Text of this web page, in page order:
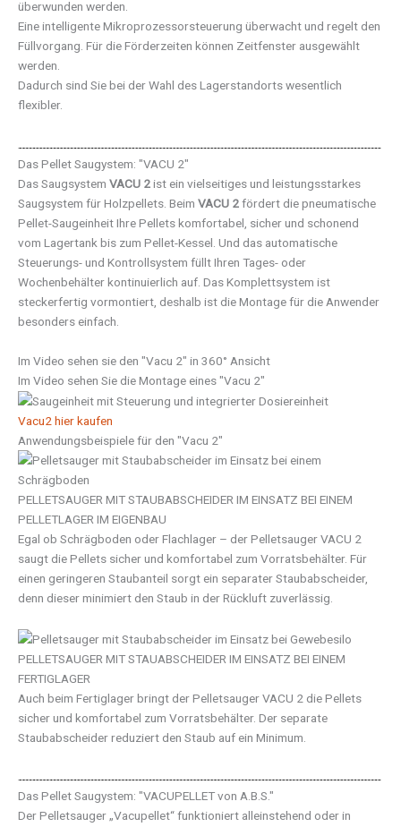
überwunden werden.
Eine intelligente Mikroprozessorsteuerung überwacht und regelt den
Füllvorgang. Für die Förderzeiten können Zeitfenster ausgewählt
werden.
Dadurch sind Sie bei der Wahl des Lagerstandorts wesentlich
flexibler.
Das Pellet Saugystem: "VACU 2"
Das Saugsystem VACU 2ist ein vielseitiges und leistungsstarkes
Saugsystem für Holzpellets. Beim VACU 2fördert die pneumatische
Pellet-Saugeinheit Ihre Pellets komfortabel, sicher und schonend
vom Lagertank bis zum Pellet-Kessel. Und das automatische
Steuerungs- und Kontrollsystem füllt Ihren Tages- oder
Wochenbehälter kontinuierlich auf. Das Komplettsystem ist
steckerfertig vormontiert, deshalb ist die Montage für die Anwender
besonders einfach.
Im Video sehen sie den "Vacu 2" in 360° Ansicht
Im Video sehen Sie die Montage eines "Vacu 2"
Vacu2 hier kaufen
Anwendungsbeispiele für den "Vacu 2"
PELLETSAUGER MIT STAUBABSCHEIDER IM EINSATZ BEI EINEM
PELLETLAGER IM EIGENBAU
Egal ob Schrägboden oder Flachlager – der Pelletsauger VACU 2
saugt die Pellets sicher und komfortabel zum Vorratsbehälter. Für
einen geringeren Staubanteil sorgt ein separater Staubabscheider,
denn dieser minimiert den Staub in der Rückluft zuverlässig.
PELLETSAUGER MIT STAUABSCHEIDER IM EINSATZ BEI EINEM
FERTIGLAGER
Auch beim Fertiglager bringt der Pelletsauger VACU 2 die Pellets
sicher und komfortabel zum Vorratsbehälter. Der separate
Staubabscheider reduziert den Staub auf ein Minimum.
Das Pellet Saugystem: "VACUPELLET von A.B.S."
Der Pelletsauger „Vacupellet“ funktioniert alleinstehend oder in